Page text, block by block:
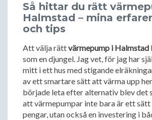
Så hittar du rätt
Halmstad – mina
och tips
Att välja rättvärmepump i Halmstad
som en djungel. Jag vet, för jag har
mitt i ett hus med stigande
av ett smartare sätt att värma upp
började leta efter alternativ blev det
att värmepumpar inte bara är ett
pengar, utan också en investering i